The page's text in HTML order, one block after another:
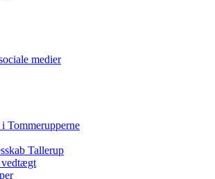
medier
Tommerupperne
Tallerup
vedtægt